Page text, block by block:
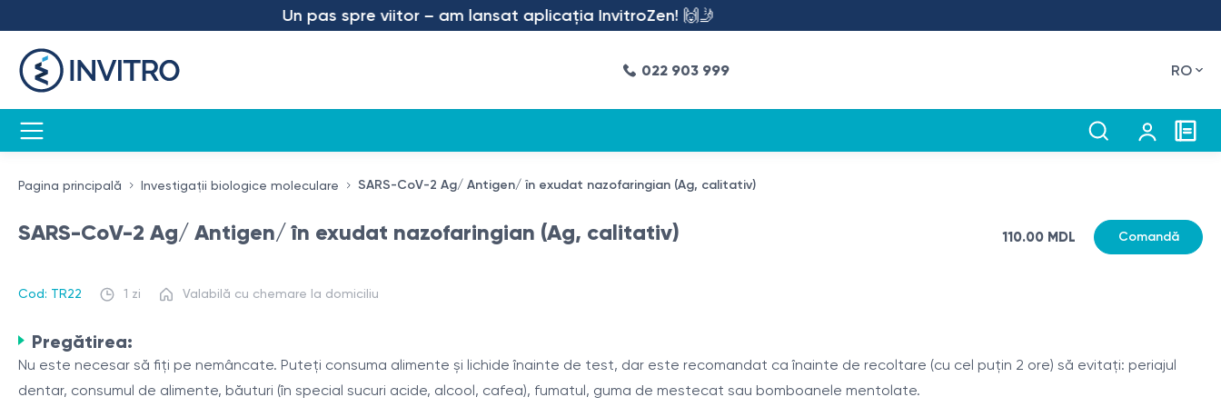
Un pas spre viitor – am lansat aplicația InvitroZen! 🙌🤳
022 903 999 RO
Pagina principală Investigații biologice moleculare SARS-CoV-2 Ag/ Antigen/ în exudat nazofaringian (Ag, calitativ)
SARS-CoV-2 Ag/ Antigen/ în exudat nazofaringian (Ag, calitativ)
Cod: TR22 1 zi Valabilă cu chemare la domiciliu
110.00 MDL Comandă
Pregătirea:
Nu este necesar să fiți pe nemâncate. Puteți consuma alimente și lichide înainte de test, dar este recomandat ca înainte de recoltare (cu cel puțin 2 ore) să evitați: periajul
dentar, consumul de alimente, băuturi (în special sucuri acide, alcool, cafea), fumatul, guma de mestecat sau bomboanele mentolate.